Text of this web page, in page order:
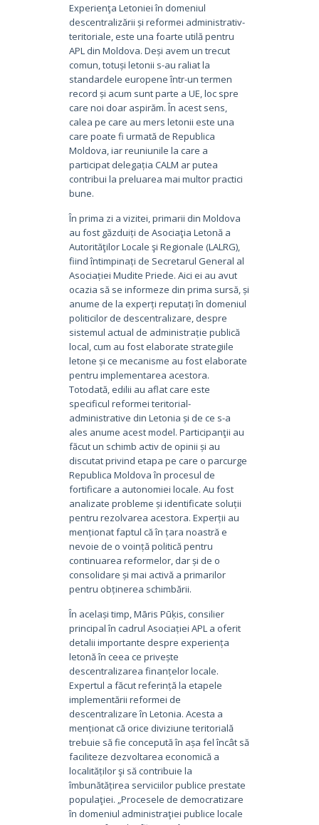
Experienţa Letoniei în domeniul
descentralizării și reformei administrativ-
teritoriale, este una foarte utilă pentru
APL din Moldova. Deși avem un trecut
comun, totuși letonii s-au raliat la
standardele europene într-un termen
record și acum sunt parte a UE, loc spre
care noi doar aspirăm. În acest sens,
calea pe care au mers letonii este una
care poate fi urmată de Republica
Moldova, iar reuniunile la care a
participat delegația CALM ar putea
contribui la preluarea mai multor practici
bune.
În prima zi a vizitei, primarii din Moldova
au fost găzduiți de Asociaţia Letonă a
Autorităţilor Locale şi Regionale (LALRG),
fiind întimpinați de Secretarul General al
Asociației Mudite Priede. Aici ei au avut
ocazia să se informeze din prima sursă, și
anume de la experți reputați în domeniul
politicilor de descentralizare, despre
sistemul actual de administrație publică
local, cum au fost elaborate strategiile
letone și ce mecanisme au fost elaborate
pentru implementarea acestora.
Totodată, edilii au aflat care este
specificul reformei teritorial-
administrative din Letonia și de ce s-a
ales anume acest model. Participanţii au
făcut un schimb activ de opinii și au
discutat privind etapa pe care o parcurge
Republica Moldova în procesul de
fortificare a autonomiei locale. Au fost
analizate probleme și identificate soluții
pentru rezolvarea acestora. Experții au
menționat faptul că în țara noastră e
nevoie de o voință politică pentru
continuarea reformelor, dar și de o
consolidare și mai activă a primarilor
pentru obținerea schimbării.
În același timp, Māris Pūķis, consilier
principal în cadrul Asociației APL a oferit
detalii importante despre experiența
letonă în ceea ce privește
descentralizarea finanțelor locale.
Expertul a făcut referință la etapele
implementării reformei de
descentralizare în Letonia. Acesta a
menționat că orice diviziune teritorială
trebuie să fie concepută în așa fel încât să
faciliteze dezvoltarea economică a
localităților şi să contribuie la
îmbunătățirea serviciilor publice prestate
populaţiei. „Procesele de democratizare
în domeniul administraţiei publice locale